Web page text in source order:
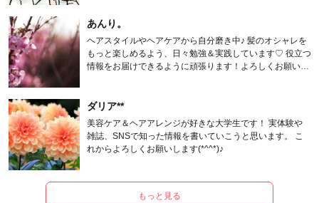
あんり。
ヘアスタイルやヘアケアから自分磨き中♪ 髪のオシャレを
もっと楽しめるよう、日々勉強＆実践しています♡ 役立つ
情報をお届けできるように頑張ります！よろしくお願いし
ダリア**
美容ケア＆ヘアアレンジが好きな大学生です！ 実体験や
雑誌、SNSで知った情報を書いていこうと思います。 こ
れからよろしくお願いします(*^^*)♪
もっと見る